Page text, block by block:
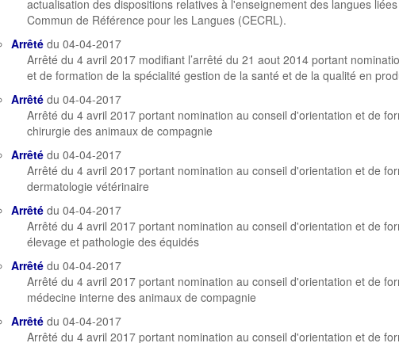
actualisation des dispositions relatives à l'enseignement des langues
Commun de Référence pour les Langues (CECRL).
Arrêté du 04-04-2017
Arrêté du 4 avril 2017 modifiant l’arrêté du 21 aout 2014 portant
et de formation de la spécialité gestion de la santé et de la qualité en
Arrêté du 04-04-2017
Arrêté du 4 avril 2017 portant nomination au conseil d'orientation et de
chirurgie des animaux de compagnie
Arrêté du 04-04-2017
Arrêté du 4 avril 2017 portant nomination au conseil d'orientation et de
dermatologie vétérinaire
Arrêté du 04-04-2017
Arrêté du 4 avril 2017 portant nomination au conseil d'orientation et de
élevage et pathologie des équidés
Arrêté du 04-04-2017
Arrêté du 4 avril 2017 portant nomination au conseil d'orientation et de
médecine interne des animaux de compagnie
Arrêté du 04-04-2017
Arrêté du 4 avril 2017 portant nomination au conseil d'orientation et de